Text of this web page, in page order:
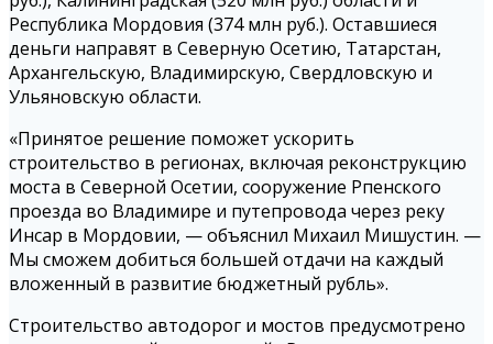
Республика Мордовия (374 млн руб.). Оставшиеся
деньги направят в Северную Осетию, Татарстан,
Архангельскую, Владимирскую, Свердловскую и
Ульяновскую области.
«Принятое решение поможет ускорить
строительство в регионах, включая реконструкцию
моста в Северной Осетии, сооружение Рпенского
проезда во Владимире и путепровода через реку
Инсар в Мордовии, — объяснил Михаил Мишустин. —
Мы сможем добиться большей отдачи на каждый
вложенный в развитие бюджетный рубль».
Строительство автодорог и мостов предусмотрено